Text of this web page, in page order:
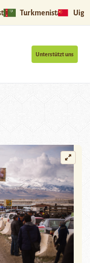
Turkmenistan
Unterstützt uns